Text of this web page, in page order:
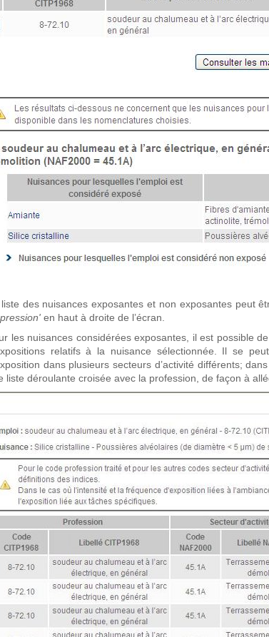
des nuisances exposantes et non exposantes peut
en haut à droite de l’écran.
les nuisances considérées exposantes, il est possible
relatifs à la nuisance sélectionnée. Il se
dans plusieurs secteurs d’activité différents;
liste déroulante croisée avec la profession, de façon à